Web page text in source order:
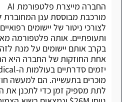
החברה מייצרת פלטפורמת AI
מורכבת מבוססת ענן המחוברת
לצורכי ניטור של יישומים
ותעופתיים. אותה פלטפורמה
בקרב אותם יישומים על מנת
אחת החוזקות של החברה היא
מוכרים בתעשייה. הם למעשה
לתת מספיק זמן כדי לתכנן